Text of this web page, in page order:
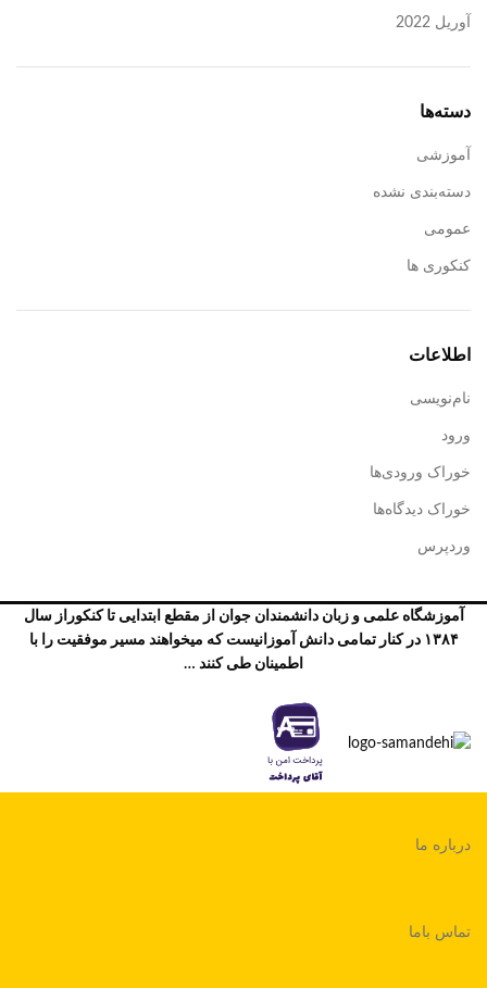
آوریل 2022
دسته‌ها
آموزشی
دسته‌بندی نشده
عمومی
کنکوری ها
اطلاعات
نام‌نویسی
ورود
خوراک ورودی‌ها
خوراک دیدگاه‌ها
وردپرس
آموزشگاه علمی و زبان دانشمندان جوان از مقطع ابتدایی تا کنکوراز سال
۱۳۸۴ در کنار تمامی دانش آموزانیست که میخواهند مسیر موفقیت را با
اطمینان طی کنند …
درباره ما
تماس باما